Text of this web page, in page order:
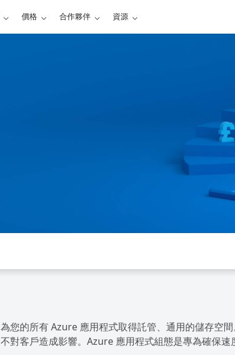
價格 合作夥伴 資源
為您的所有 Azure 應用程式取得託管、通用的儲存空
不對客戶造成影響。Azure 應用程式組態是專為確保速